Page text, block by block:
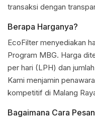
transaksi dengan
Berapa Harganya?
EcoFilter menyediakan
Program MBG. Harga
per hari (LPH) dan
Kami menjamin
kompetitif di Malang
Bagaimana Cara